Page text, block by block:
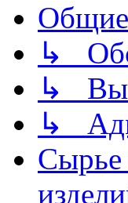
↳
↳
↳
Сырье